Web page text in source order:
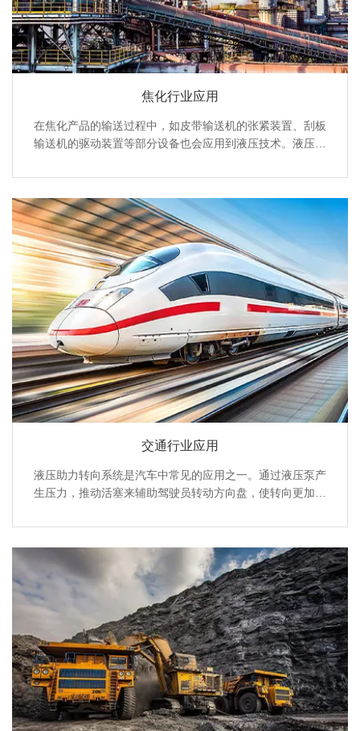
焦化行业应用
在焦化产品的输送过程中，如皮带输送机的张紧装置、刮板
输送机的驱动装置等部分设备也会应用到液压技术。液压张
输送机的稳定运行，防止皮带打滑或跑偏。液压驱动的刮板
输送机能够提供稳定的驱动力，适应不同物料输送量的要
求，提高输送效率。
交通行业应用
液压助力转向系统是汽车中常见的应用之一。通过液压泵产
生压力，推动活塞来辅助驾驶员转动方向盘，使转向更加轻
速行驶时，液压助力能让驾驶员更精准地控制方向。